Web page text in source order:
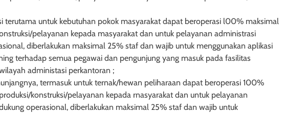
terutama untuk kebutuhan pokok masyarakat dapat beroperasi l00% maksimal
pelayanan kepada masyarakat dan untuk pelayanan administrasi
diberlakukan maksimal 25% staf dan wajib untuk menggunakan aplikasi
terhadap semua pegawai dan pengunjung yang masuk pada fasilitas
administasi perkantoran ;
termasuk untuk ternak/hewan peliharaan dapat beroperasi 100%
konstruksi/pelayanan kepada rnasyarakat dan untuk pelayanan
operasional, diberlakukan maksimal 25% staf dan wajib untuk